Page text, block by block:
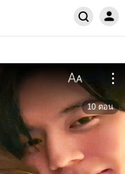
10 ตอน